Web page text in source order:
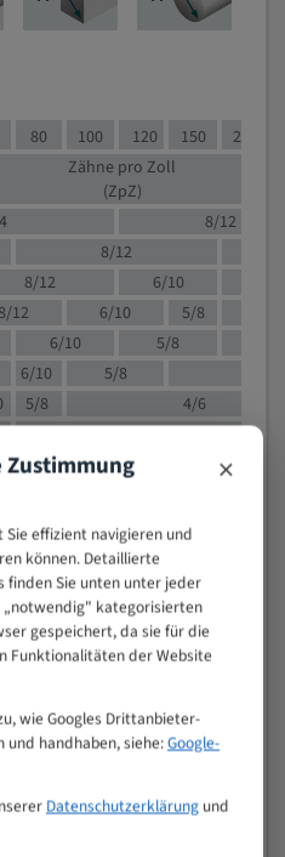
80 100 120 150 200
Zähne pro Zoll
(ZpZ)
8/12
8/12
8/12 6/10
12 6/10
5/8
6/10
5/8
6/10 5/8
5/8
4/6
4/5
4/5
×
effizient navigieren und
können. Detaillierte
finden Sie unten unter jeder
„notwendig" kategorisierten
gespeichert, da sie für die
Funktionalitäten der Website
wie Googles Drittanbieter-
und handhaben, siehe:Google-
Datenschutzerklärungund